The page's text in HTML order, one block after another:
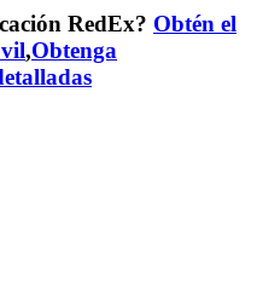
RedEx? Obtén el
,Obtenga